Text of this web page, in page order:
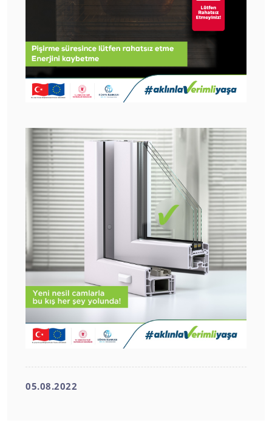
05.08.2022